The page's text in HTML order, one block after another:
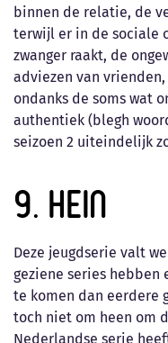
binnen de relatie, de
terwijl er in de sociale
zwanger raakt, de
adviezen van
ondanks de soms wat
authentiek (blegh
seizoen 2 uiteindelijk
9. Hein
Deze jeugdserie valt
geziene series hebben
te komen dan eerdere
toch niet om heen om
Nederlandse serie